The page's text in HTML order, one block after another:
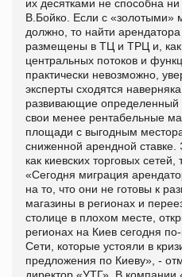
их десятками не способна
В.Бойко. Если с «золотыми»
должно, то найти
размещены в ТЦ и ТРЦ и,
центральных потоков и
практически невозможно,
эксперты сходятся
развивающие определенный
свои менее рентабельные
площади с выгодным
сниженной арендной
как киевских торговых сетей,
«Сегодня миграция
на то, что они не готовы к
магазины в регионах и
столице в плохом месте,
регионах на Киев сегодня
Сети, которые устояли в
предложения по Киеву», -
директор «УТГ». В компании